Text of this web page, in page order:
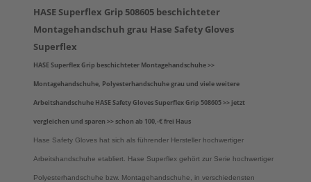
HASE Superflex Grip 508605 beschichteter
Montagehandschuh grau Hase Safety Gloves
Superflex
HASE Superflex Grip beschichteter Montagehandschuhe >>
Montagehandschuhe, Polyesterhandschuhe grau und viele weitere
Arbeitshandschuhe HASE Safety Gloves Superflex Grip 508605 >> jetzt
vergleichen und sparen >> schon ab 100,-€ frei Haus
Hase Safety Gloves hat sich als führender Hersteller hochwertiger
Arbeitshandschuhe etabliert. Hase Superflex gehört zur Serie hochwertiger
Polyesterhandschuhe bzw. Montagehandschuhe, in verschiedensten